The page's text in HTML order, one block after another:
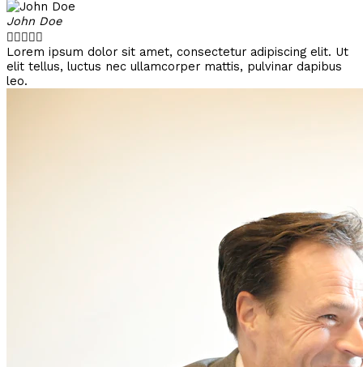
John Doe

Lorem ipsum dolor sit amet, consectetur adipiscing elit. Ut
elit tellus, luctus nec ullamcorper mattis, pulvinar dapibus
leo.